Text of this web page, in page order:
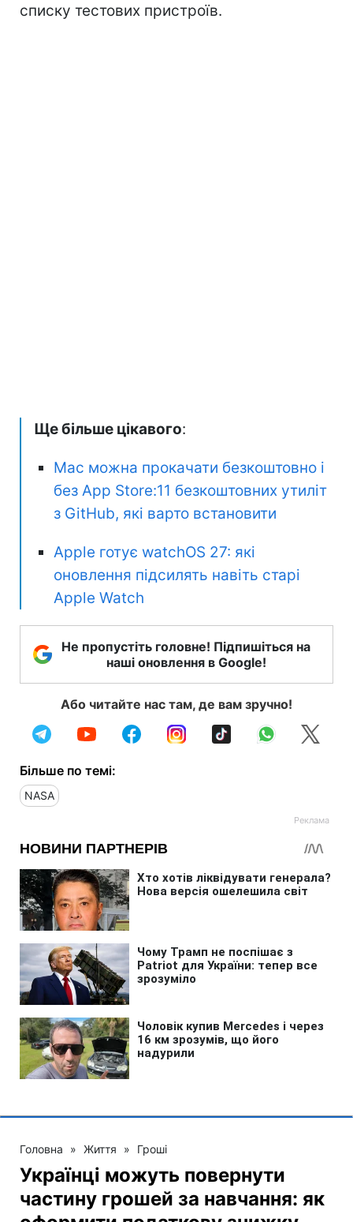
списку тестових пристроїв.
Ще більше цікавого:
Mac можна прокачати безкоштовно і
без App Store:11 безкоштовних утиліт
з GitHub, які варто встановити
Apple готує watchOS 27: які
оновлення підсилять навіть старі
Apple Watch
Не пропустіть головне! Підпишіться на
наші оновлення в Google!
Або читайте нас там, де вам зручно!
Більше по темі:
NASA
Головна » Життя » Гроші
Українці можуть повернути
частину грошей за навчання: як